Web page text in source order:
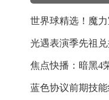
光遇表演季先祖
焦点快播：暗黑4